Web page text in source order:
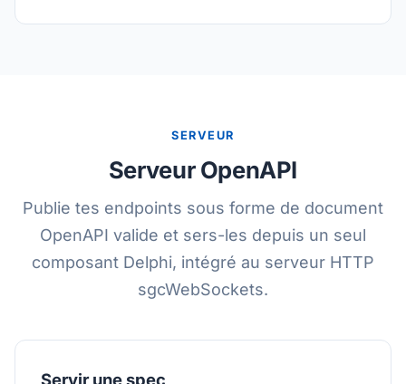
SERVEUR
Serveur OpenAPI
Publie tes endpoints sous forme de document
OpenAPI valide et sers-les depuis un seul
composant Delphi, intégré au serveur HTTP
sgcWebSockets.
Servir une spec